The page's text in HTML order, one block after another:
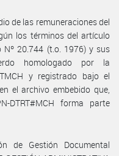
de las remuneraciones del
los términos del artículo
20.744 (t.o. 1976) y sus
homologado por la
y registrado bajo el
el archivo embebido que,
DTRT#MCH forma parte
de Gestión Documental